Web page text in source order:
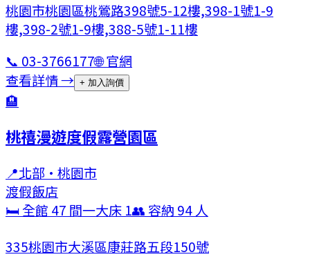
桃園市桃園區桃鶯路398號5-12樓,398-1號1-9
樓,398-2號1-9樓,388-5號1-11樓
📞 03-3766177🌐 官網
查看詳情 → + 加入詢價
🏨
桃禧漫遊度假露營園區
📍北部 · 桃園市
渡假飯店
🛏 全館 47 間一大床 1👥 容納 94 人
335桃園市大溪區康莊路五段150號